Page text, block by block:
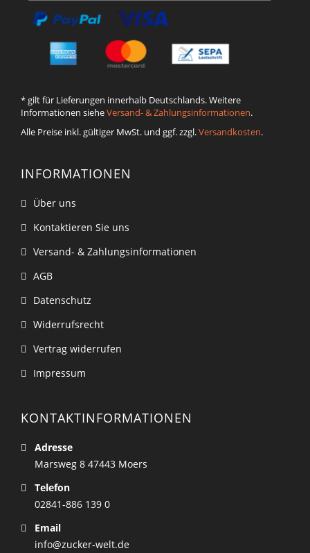
* gilt für Lieferungen innerhalb Deutschlands. Weitere
Informationen sieheVersand- & Zahlungsinformationen.
Alle Preise inkl. gültiger MwSt. und ggf. zzgl.Versandkosten.
INFORMATIONEN
Über uns
Kontaktieren Sie uns
Versand- & Zahlungsinformationen
AGB
Datenschutz
Widerrufsrecht
Vertrag widerrufen
Impressum
KONTAKTINFORMATIONEN
Adresse
Marsweg 8 47443 Moers
Telefon
02841-886 139 0
Email
info@zucker-welt.de